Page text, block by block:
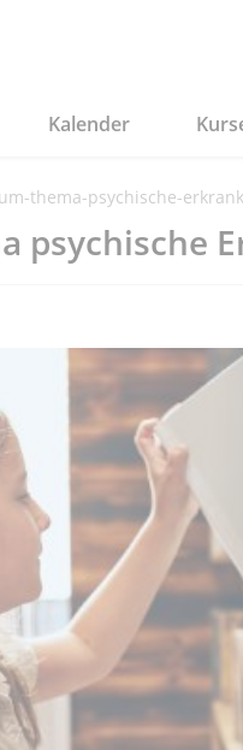
Kalender
thema-psychische-
psychische